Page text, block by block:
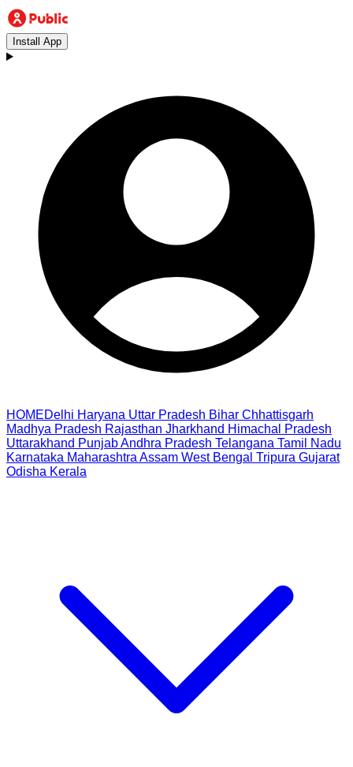
Install App
HOMEDelhi Haryana Uttar Pradesh Bihar Chhattisgarh
Madhya Pradesh Rajasthan Jharkhand Himachal Pradesh
Uttarakhand PunjabAndhra Pradesh Telangana Tamil Nadu
Karnataka Maharashtra Assam West Bengal Tripura Gujarat
Odisha Kerala